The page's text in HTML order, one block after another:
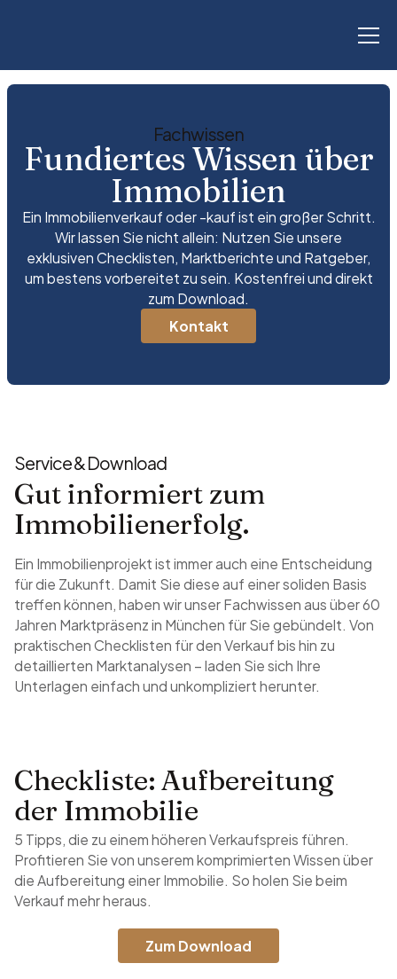
Fachwissen
Fundiertes Wissen über
Immobilien
Ein Immobilienverkauf oder -kauf ist ein großer Schritt.
Wir lassen Sie nicht allein: Nutzen Sie unsere
exklusiven Checklisten, Marktberichte und Ratgeber,
um bestens vorbereitet zu sein. Kostenfrei und direkt
zum Download.
Kontakt
Service & Download
Gut informiert zum
Immobilienerfolg.
Ein Immobilienprojekt ist immer auch eine Entscheidung
für die Zukunft. Damit Sie diese auf einer soliden Basis
treffen können, haben wir unser Fachwissen aus über 60
Jahren Marktpräsenz in München für Sie gebündelt. Von
praktischen Checklisten für den Verkauf bis hin zu
detaillierten Marktanalysen – laden Sie sich Ihre
Unterlagen einfach und unkompliziert herunter.
Checkliste: Aufbereitung
der Immobilie
5 Tipps, die zu einem höheren Verkaufspreis führen.
Profitieren Sie von unserem komprimierten Wissen über
die Aufbereitung einer Immobilie. So holen Sie beim
Verkauf mehr heraus.
Zum Download